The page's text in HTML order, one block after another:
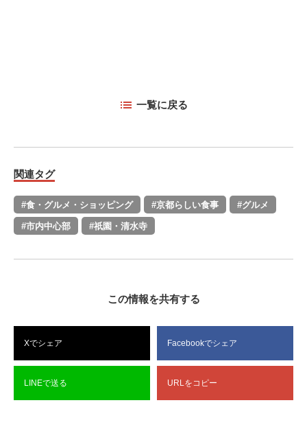
一覧に戻る
関連タグ
#食・グルメ・ショッピング #京都らしい食事 #グルメ
#市内中心部 #祇園・清水寺
この情報を共有する
Xでシェア Facebookでシェア
LINEで送る URLをコピー